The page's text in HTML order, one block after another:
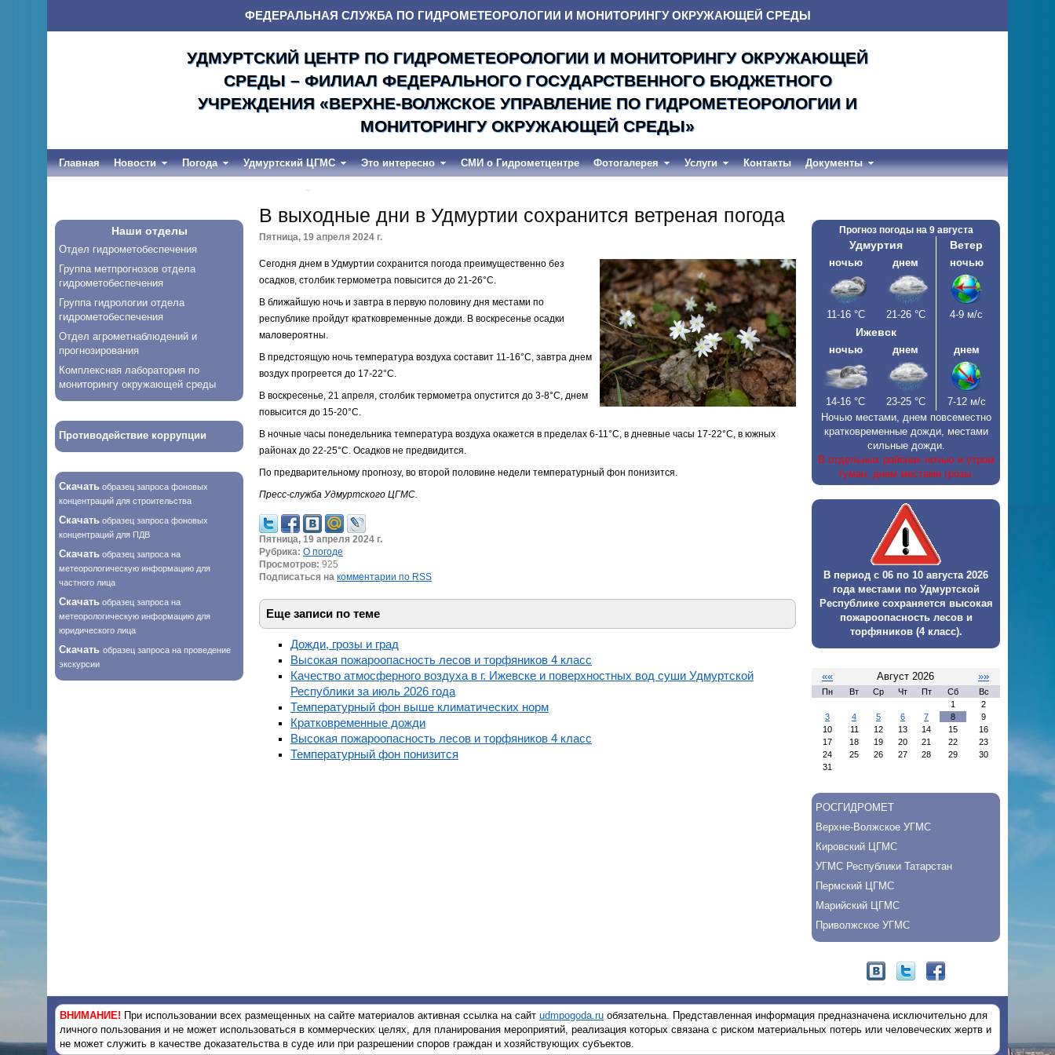
ФЕДЕРАЛЬНАЯ СЛУЖБА ПО ГИДРОМЕТЕОРОЛОГИИ И МОНИТОРИНГУ ОКРУЖАЮЩЕЙ СРЕДЫ
УДМУРТСКИЙ ЦЕНТР ПО ГИДРОМЕТЕОРОЛОГИИ И МОНИТОРИНГУ ОКРУЖАЮЩЕЙ
СРЕДЫ – ФИЛИАЛ ФЕДЕРАЛЬНОГО ГОСУДАРСТВЕННОГО БЮДЖЕТНОГО
УЧРЕЖДЕНИЯ «ВЕРХНЕ-ВОЛЖСКОЕ УПРАВЛЕНИЕ ПО ГИДРОМЕТЕОРОЛОГИИ И
МОНИТОРИНГУ ОКРУЖАЮЩЕЙ СРЕДЫ»
Главная Новости Погода Удмуртский ЦГМС Это интересно СМИ о Гидрометцентре Фотогалерея Услуги Контакты Документы
Наши отделы
Отдел гидрометобеспечения
Группа метпрогнозов отдела
гидрометобеспечения
Группа гидрологии отдела
гидрометобеспечения
Отдел агрометнаблюдений и
прогнозирования
Комплексная лаборатория по
мониторингу окружающей среды
Противодействие коррупции
Скачать образец запроса фоновых
концентраций для строительства
Скачать образец запроса фоновых
концентраций для ПДВ
Скачать образец запроса на
метеорологическую информацию для
частного лица
Скачать образец запроса на
метеорологическую информацию для
юридического лица
Скачать образец запроса на проведение
экскурсии
Прогноз погоды на 9 августа
Удмуртия Ветер
ночью днем ночью
11-16°С 21-26°С 4-9 м/с
Ижевск
ночью днем днем
14-16 °С 23-25°С
7-12 м/с
Ночью местами, днем повсеместно
кратковременные дожди, местами
сильные дожди.
В отдельных районах ночью и утром
туман, днем местами грозы.
В период с 06 по 10 августа 2026
года местами по Удмуртской
Республике сохраняется высокая
пожароопасность лесов и
торфяников (4 класс).
«« Август 2026 »»
Пн Вт Ср Чт Пт Сб
Вс
1
2
3
4 5 6 7 8
9
10
11 12 13 14 15
16
17
18 19 20 21 22
23
24
25 26 27 28 29
30
31
РОСГИДРОМЕТ
Верхне-Волжское УГМС
Кировский ЦГМС
УГМС Республики Татарстан
Пермский ЦГМС
Марийский ЦГМС
Приволжское УГМС
В выходные дни в Удмуртии сохранится ветреная погода
Пятница, 19 апреля 2024 г.
Сегодня днем в Удмуртии сохранится погода преимущественно без
осадков, столбик термометра повысится до 21-26°С.
В ближайшую ночь и завтра в первую половину дня местами по
республике пройдут кратковременные дожди. В воскресенье осадки
маловероятны.
В предстоящую ночь температура воздуха составит 11-16°С, завтра днем
воздух прогреется до 17-22°С.
В воскресенье, 21 апреля, столбик термометра опустится до 3-8°С, днем
повысится до 15-20°С.
В ночные часы понедельника температура воздуха окажется в пределах 6-11°С, в дневные часы 17-22°С, в южных
районах до 22-25°С. Осадков не предвидится.
По предварительному прогнозу, во второй половине недели температурный фон понизится.
Пресс-служба Удмуртского ЦГМС.
Пятница, 19 апреля 2024 г.
Рубрика: О погоде
Просмотров: 925
Подписаться на комментарии по RSS
Еще записи по теме
Дожди, грозы и град
Высокая пожароопасность лесов и торфяников 4 класс
Качество атмосферного воздуха в г. Ижевске и поверхностных вод суши Удмуртской
Республики за июль 2026 года
Температурный фон выше климатических норм
Кратковременные дожди
Высокая пожароопасность лесов и торфяников 4 класс
Температурный фон понизится
ВНИМАНИЕ! При использовании всех размещенных на сайте материалов активная ссылка на сайт udmpogoda.ru обязательна. Представленная информация предназначена исключительно для
личного пользования и не может использоваться в коммерческих целях, для планирования мероприятий, реализация которых связана с риском материальных потерь или человеческих жертв и
не может служить в качестве доказательства в суде или при разрешении споров граждан и хозяйствующих субъектов.